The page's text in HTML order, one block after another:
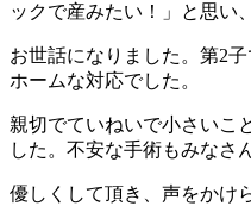
ックで産みたい！」と思い
お世話になりました。第2
ホームな対応でした。
親切でていねいで小さいこ
した。不安な手術もみなさ
優しくして頂き、声をかけ